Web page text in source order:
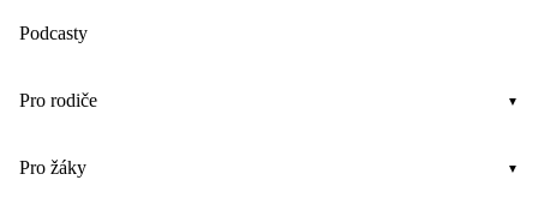
Podcasty
Pro rodiče
Pro žáky